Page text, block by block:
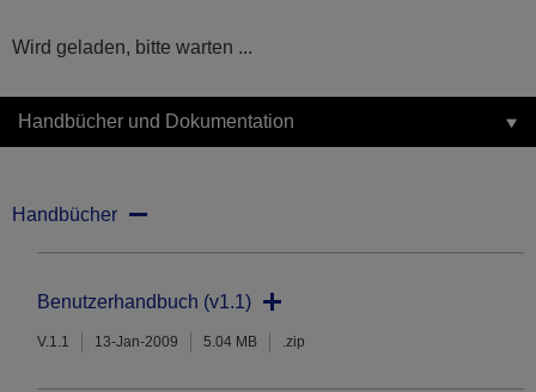
Wird geladen, bitte warten ...
Handbücher und Dokumentation
Handbücher
Benutzerhandbuch (v1.1)
V.1.1 13-Jan-2009 5.04 MB .zip